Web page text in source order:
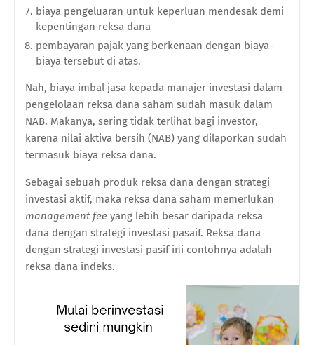
biaya pengeluaran untuk keperluan mendesak demi
kepentingan reksa dana
pembayaran pajak yang berkenaan dengan biaya-
biaya tersebut di atas.
Nah, biaya imbal jasa kepada manajer investasi dalam
pengelolaan reksa dana saham sudah masuk dalam
NAB. Makanya, sering tidak terlihat bagi investor,
karena nilai aktiva bersih (NAB) yang dilaporkan sudah
termasuk biaya reksa dana.
Sebagai sebuah produk reksa dana dengan strategi
investasi aktif, maka reksa dana saham memerlukan
management fee yang lebih besar daripada reksa
dana dengan strategi investasi pasaif. Reksa dana
dengan strategi investasi pasif ini contohnya adalah
reksa dana indeks.